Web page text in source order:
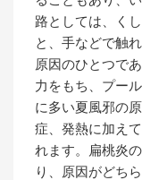
路としては、く
と、手などで触
原因のひとつで
力をもち、プー
に多い夏風邪の
症、発熱に加え
れます。扁桃炎
り、原因がどち